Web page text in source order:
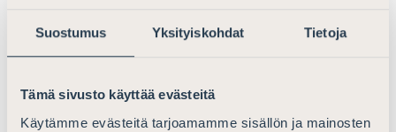
Suostumus Yksityiskohdat Tietoja
Tämä sivusto käyttää evästeitä
Käytämme evästeitä tarjoamamme sisällön ja mainosten
perusteltuna luonnokseen kirjattua rajausta, että
sakkomenettelyn laajennetun soveltamisalan
kohdistuvat rikokset, seksuaalirikokset, sotarikokset ja
rikokset ihmisyyttä vastaan sekä lainsäädäntö-,